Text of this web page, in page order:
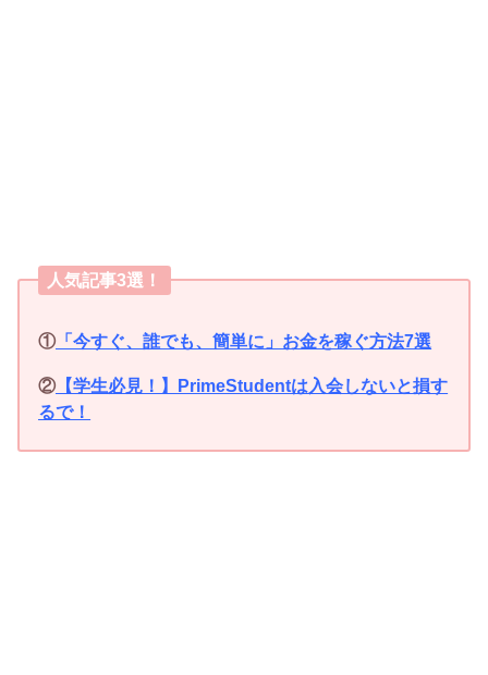
人気記事3選！
① 「今すぐ、誰でも、簡単に」お金を稼ぐ方法7選
② 【学生必見！】PrimeStudentは入会しないと損す
るで！